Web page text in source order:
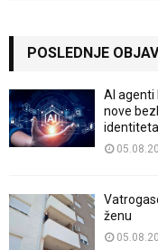
POSLEDNJE
AI agenti
nove
ženu